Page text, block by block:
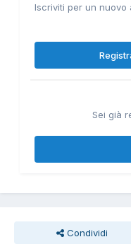
Iscriviti per un nuovo
Sei già
Condividi